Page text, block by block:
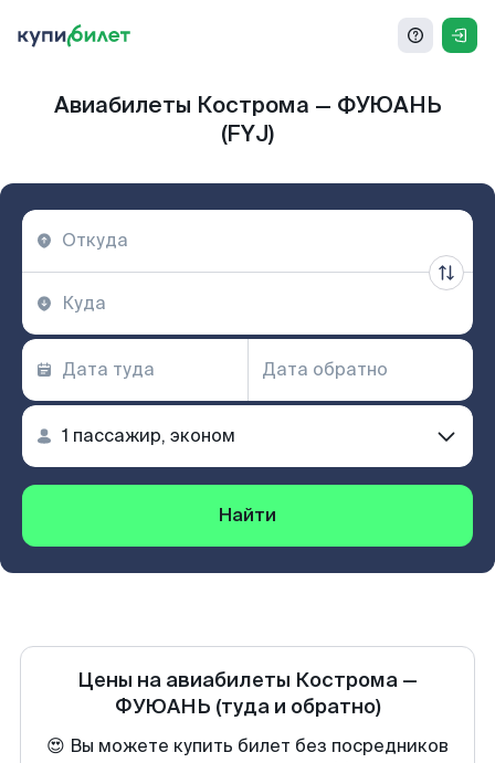
Авиабилеты Кострома — ФУЮАНЬ
(FYJ)
Найти
Цены на авиабилеты Кострома —
ФУЮАНЬ (туда и обратно)
😍 Вы можете купить билет без посредников